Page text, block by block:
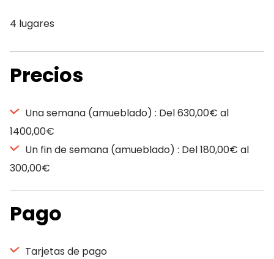
4 lugares
Precios
Una semana (amueblado) : Del 630,00€ al
1400,00€
Un fin de semana (amueblado) : Del 180,00€ al
300,00€
Pago
Tarjetas de pago